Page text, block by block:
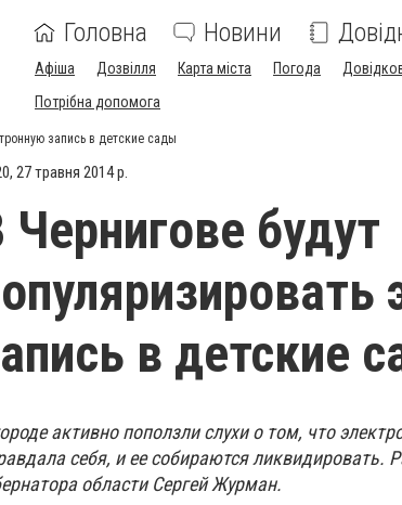
Головна Новини
Афіша Дозвілля Карта міста Погода
Потрібна допомога
запись в детские сады
27 травня 2014 р.
Чернигове будут
в детские
активно поползли слухи о том, что
себя, и ее собираются ликвидировать.
области Сергей Журман.